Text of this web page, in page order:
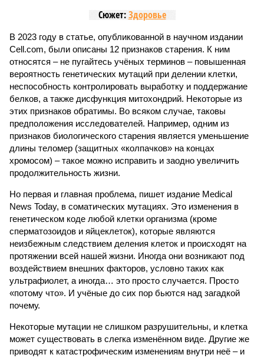
Сюжет:Здоровье
В 2023 году в статье, опубликованной в научном издании
Cell.com, были описаны 12 признаков старения. К ним
относятся – не пугайтесь учёных терминов – повышенная
вероятность генетических мутаций при делении клетки,
неспособность контролировать выработку и поддержание
белков, а также дисфункция митохондрий. Некоторые из
этих признаков обратимы. Во всяком случае, таковы
предположения исследователей. Например, одним из
признаков биологического старения является уменьшение
длины теломер (защитных «колпачков» на концах
хромосом) – такое можно исправить и заодно увеличить
продолжительность жизни.
Но первая и главная проблема, пишет издание Medical
News Today, в соматических мутациях. Это изменения в
генетическом коде любой клетки организма (кроме
сперматозоидов и яйцеклеток), которые являются
неизбежным следствием деления клеток и происходят на
протяжении всей нашей жизни. Иногда они возникают под
воздействием внешних факторов, условно таких как
ультрафиолет, а иногда… это просто случается. Просто
«потому что». И учёные до сих пор бьются над загадкой
почему.
Некоторые мутации не слишком разрушительны, и клетка
может существовать в слегка изменённом виде. Другие же
приводят к катастрофическим изменениям внутри неё – и